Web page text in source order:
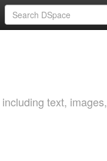
text, images,